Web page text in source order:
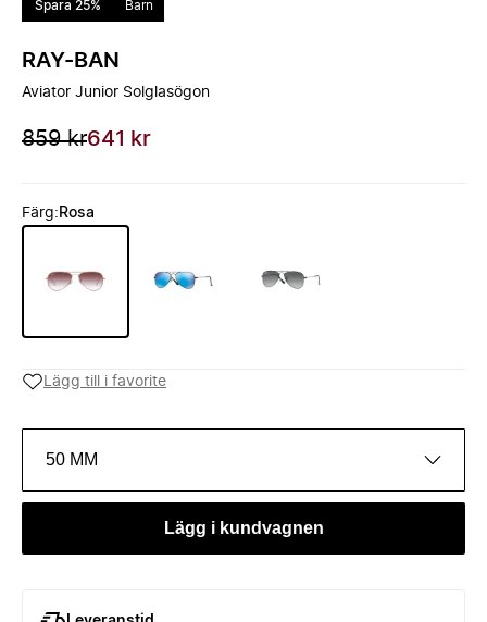
Spara 25% Barn
RAY-BAN
Aviator Junior Solglasögon
859 kr641 kr
Färg: Rosa
Lägg till i favorite
50 MM
Lägg i kundvagnen